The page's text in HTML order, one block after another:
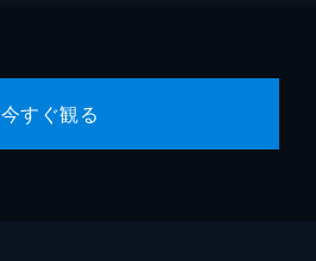
今すぐ観る